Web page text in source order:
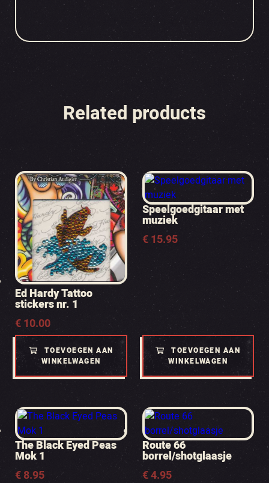
Related products
Ed Hardy Tattoo
stickers nr. 1
€10.00
TOEVOEGEN AAN
WINKELWAGEN
Speelgoedgitaar met
muziek
€15.95
TOEVOEGEN AAN
WINKELWAGEN
The Black Eyed Peas
Mok 1
€8.95
Route 66
borrel/shotglaasje
€4.95